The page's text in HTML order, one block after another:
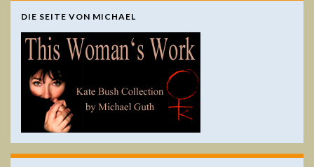
DIE SEITE VON MICHAEL